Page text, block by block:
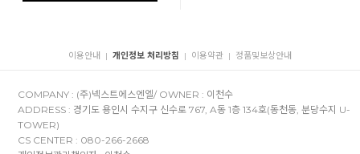
이용안내 | 개인정보 처리방침 | 이용약관 | 정품및보상안내
COMPANY : (주)넥스트에스엔엘/ OWNER : 이천수
ADDRESS : 경기도 용인시 수지구 신수로 767, A동 1층 134호(동천동, 분당수지 U-
TOWER)
CS CENTER : 080-266-2668